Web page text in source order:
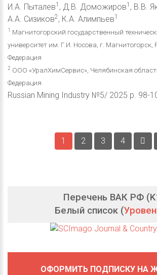
И.А. Пыталев1 , Д.В. Доможиров1 , В.В.
А.А. Сизиков2 , К.А. Алимпьев1
1
Магнитогорский государственный
университет им. Г.И. Носова, г. Магнитогорск,
Федерация
2 ООО «УралХимСервис», Челябинская
Федерация
Russian Mining Industry №5/ 2025 p. 98-
1 2 3 4
Перечень ВАК РФ
Белый список (
ОФОРМИТЬ ПОДПИСКУ НА